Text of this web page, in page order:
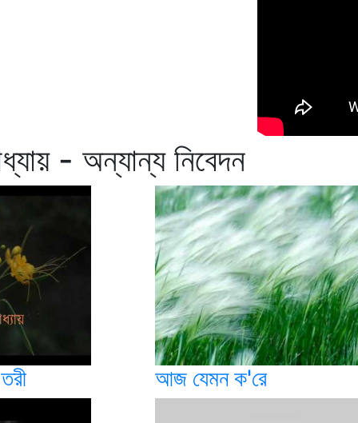
- অন্যান্য নিবেদন
আজ যেমন ক'রে